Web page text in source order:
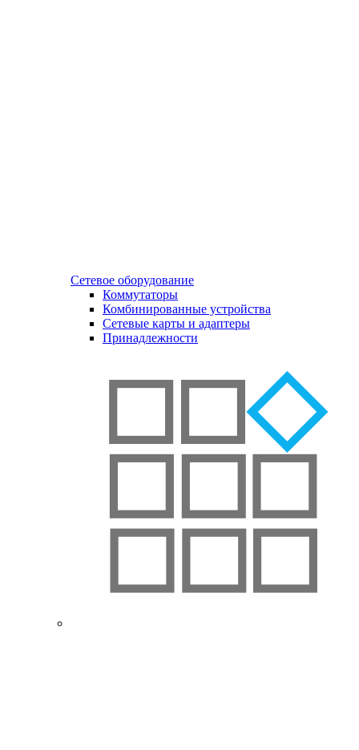
Сетевое оборудование
Коммутаторы
Комбинированные устройства
Сетевые карты и адаптеры
Принадлежности